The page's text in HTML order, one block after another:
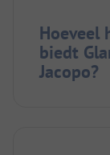
Hoeveel
biedt
Jacopo?